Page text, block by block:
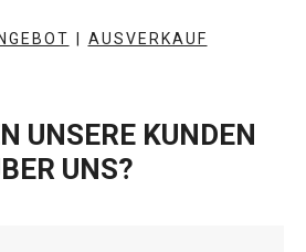
AUSVERKAUF
UNSERE KUNDEN
UNS?